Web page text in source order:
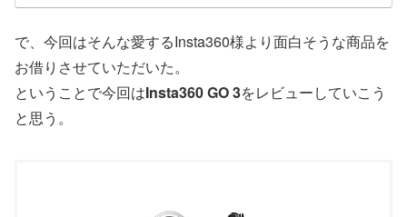
で、今回はそんな愛するInsta360様より面白そうな商品を
お借りさせていただいた。
ということで今回はInsta360 GO 3をレビューしていこう
と思う。